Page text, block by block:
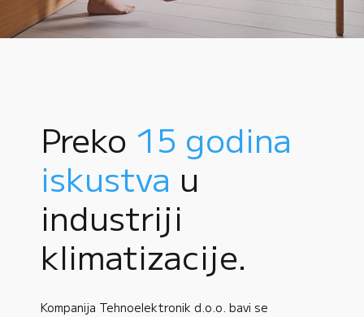
Preko 15 godina
iskustva u
industriji
klimatizacije.
Kompanija Tehnoelektronik d.o.o. bavi se